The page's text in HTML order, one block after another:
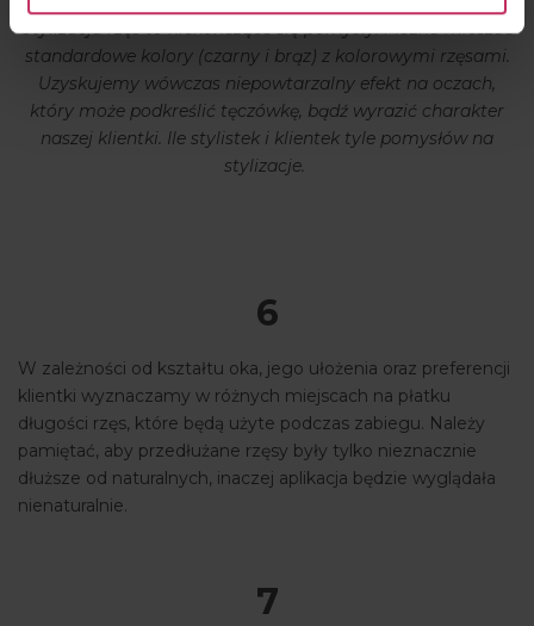
Stylizacja rzęs to niekończące się pomysły. Można mieszać
standardowe kolory (czarny i brąz) z kolorowymi rzęsami.
Uzyskujemy wówczas niepowtarzalny efekt na oczach,
który może podkreślić tęczówkę, bądź wyrazić charakter
naszej klientki. Ile stylistek i klientek tyle pomysłów na
stylizacje.
6
W zależności od kształtu oka, jego ułożenia oraz preferencji
klientki wyznaczamy w różnych miejscach na płatku
długości rzęs, które będą użyte podczas zabiegu. Należy
pamiętać, aby przedłużane rzęsy były tylko nieznacznie
dłuższe od naturalnych, inaczej aplikacja będzie wyglądała
nienaturalnie.
7